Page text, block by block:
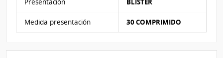
BLISTER
Medida presentación 30 COMPRIMIDO